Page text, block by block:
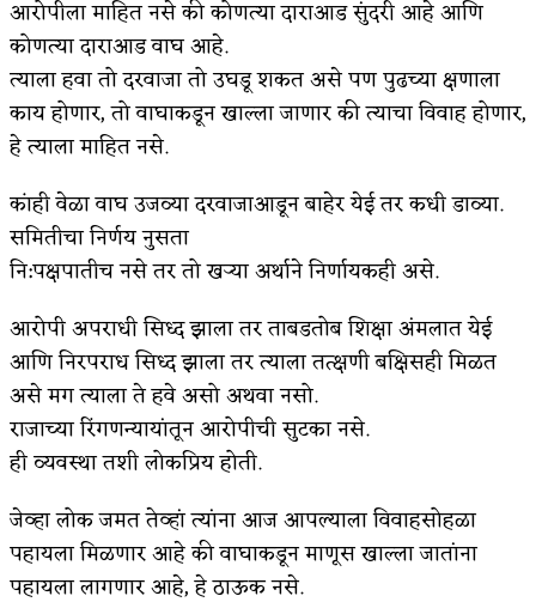
आरोपीला माहित नसे की कोणत्या दाराआड सुंदरी आहे आणि
कोणत्या दाराआड वाघ आहे.
त्याला हवा तो दरवाजा तो उघडू शकत असे पण पुढच्या क्षणाला
काय होणार, तो वाघाकडून खाल्ला जाणार की त्याचा विवाह होणार,
हे त्याला माहित नसे.
कांही वेळा वाघ उजव्या दरवाजाआडून बाहेर येई तर कधी डाव्या.
समितीचा निर्णय नुसता
नि:पक्षपातीच नसे तर तो खऱ्या अर्थाने निर्णायकही असे.
आरोपी अपराधी सिध्द झाला तर ताबडतोब शिक्षा अंमलात येई
आणि निरपराध सिध्द झाला तर त्याला तत्क्षणी बक्षिसही मिळत
असे मग त्याला ते हवे असो अथवा नसो.
राजाच्या रिंगणन्यायांतून आरोपीची सुटका नसे.
ही व्यवस्था तशी लोकप्रिय होती.
जेव्हा लोक जमत तेव्हां त्यांना आज आपल्याला विवाहसोहळा
पहायला मिळणार आहे की वाघाकडून माणूस खाल्ला जातांना
पहायला लागणार आहे, हे ठाऊक नसे.